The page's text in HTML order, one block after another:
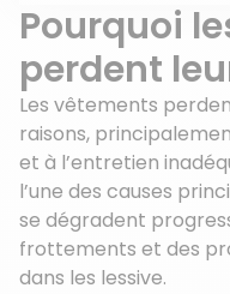
Pourquoi
perdent
Les vêtements
raisons,
et à l’entretien
l’une des causes
se dégradent
frottements et des
dans les lessive.